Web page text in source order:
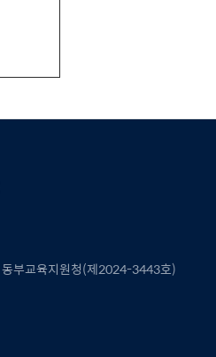
부교육지원청(제2024-3443호)